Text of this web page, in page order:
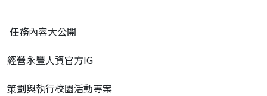
任務內容大公開
經營永豐人資官方IG
策劃與執行校園活動專案